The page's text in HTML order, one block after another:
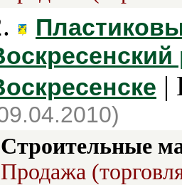
|
Строительные
Продажа